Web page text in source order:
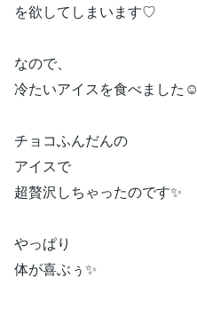
を欲してしまいます♡
なので、
冷たいアイスを食べました☺️
チョコふんだんの
アイスで
超贅沢しちゃったのです✨
やっぱり
体が喜ぶぅ✨